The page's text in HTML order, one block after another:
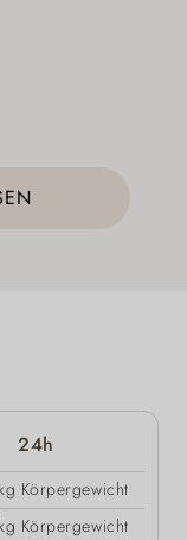
24h
Körpergewicht
Körpergewicht